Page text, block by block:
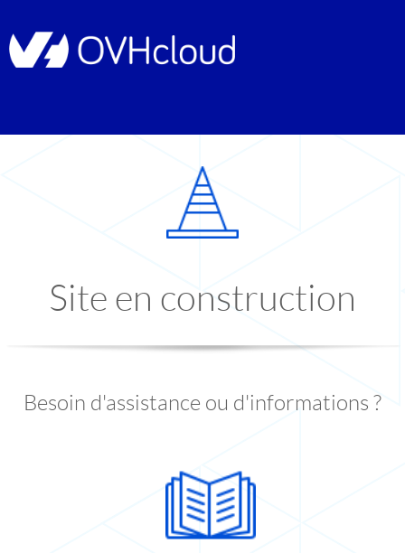
Site en construction
Besoin d'assistance ou d'informations ?